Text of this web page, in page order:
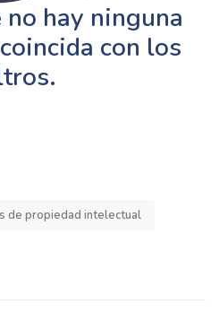
de propiedad intelectual
hay ninguna
con los